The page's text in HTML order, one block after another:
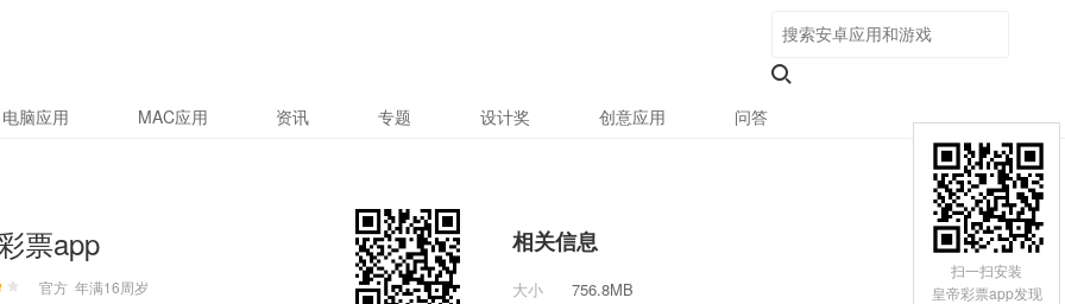
电脑应用 MAC应用 资讯 专题 设计奖 创意应用 问答
票app
官方 年满16周岁
相关信息
大小
756.8MB
扫一扫安装
皇帝彩票app发现